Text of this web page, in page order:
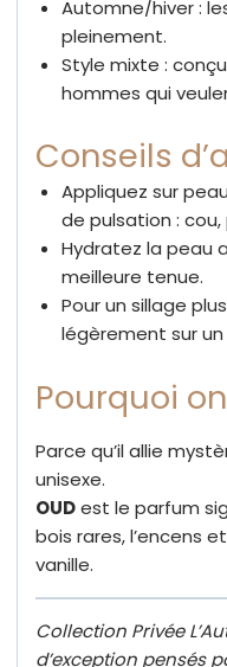
Automne/hiver :
pleinement.
Style mixte :
hommes qui
Conseils
Appliquez sur
de pulsation :
Hydratez la peau
meilleure tenue.
Pour un sillage
légèrement sur
Pourquoi
Parce qu’il allie
unisexe.
OUDest le parfum
bois rares, l’encens
vanille.
Collection Privée
d’exception pensés